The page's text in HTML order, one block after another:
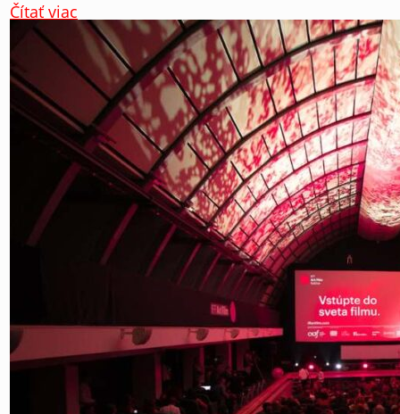
Čítať viac